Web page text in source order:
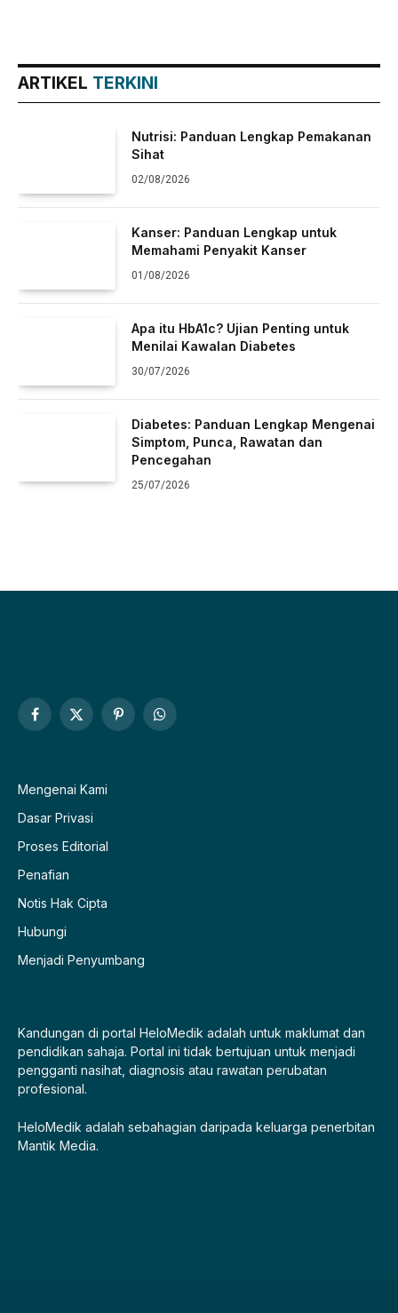
ARTIKEL TERKINI
Nutrisi: Panduan Lengkap Pemakanan
Sihat
02/08/2026
Kanser: Panduan Lengkap untuk
Memahami Penyakit Kanser
01/08/2026
Apa itu HbA1c? Ujian Penting untuk
Menilai Kawalan Diabetes
30/07/2026
Diabetes: Panduan Lengkap Mengenai
Simptom, Punca, Rawatan dan
Pencegahan
25/07/2026
Facebook
X
PinterestWhatsApp
Mengenai Kami
Dasar Privasi
Proses Editorial
Penafian
Notis Hak Cipta
Hubungi
Menjadi Penyumbang
Kandungan di portal HeloMedik adalah untuk maklumat dan
pendidikan sahaja. Portal ini tidak bertujuan untuk menjadi
pengganti nasihat, diagnosis atau rawatan perubatan
profesional.
HeloMedik adalah sebahagian daripada keluarga penerbitan
Mantik Media.